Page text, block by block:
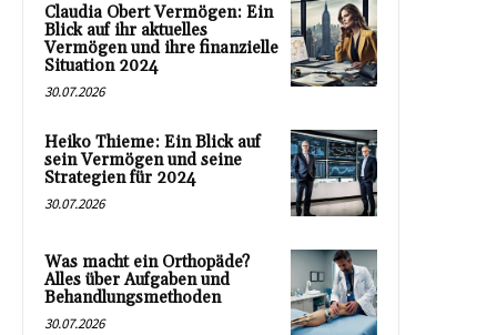
Claudia Obert Vermögen: Ein
Blick auf ihr aktuelles
Vermögen und ihre finanzielle
Situation 2024
30.07.2026
Heiko Thieme: Ein Blick auf
sein Vermögen und seine
Strategien für 2024
30.07.2026
Was macht ein Orthopäde?
Alles über Aufgaben und
Behandlungsmethoden
30.07.2026